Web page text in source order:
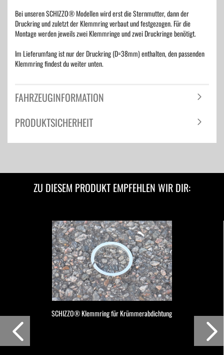
Bei unseren SCHIZZO® Modellen wird erst die Sternmutter, dann der
Druckring und zuletzt der Klemmring verbaut und festgezogen. Für die
Montage werden jeweils zwei Klemmringe und zwei Druckringe benötigt.
Im Lieferumfang ist nur der Druckring (D=38mm) enthalten, den passenden
Klemmring findest du weiter unten.
FAHRZEUGINFORMATION
PRODUKTSICHERHEIT
ZU DIESEM PRODUKT EMPFEHLEN WIR DIR:
SCHIZZO® Klemmring für Krümmerabdichtung